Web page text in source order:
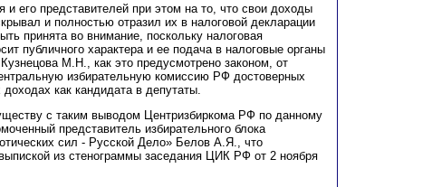
и его представителей при этом на то, что свои доходы
и полностью отразил их в налоговой декларации
принята во внимание, поскольку налоговая
публичного характера и ее подача в налоговые органы
М.Н ., как это предусмотрено законом, от
избирательную комиссию РФ достоверных
как кандидата в депутаты.
с таким выводом Центризбиркома РФ по данному
представитель избирательного блока
сил - Русской Дело» Белов А.Я., что
из стенограммы заседания ЦИК РФ от 2 ноября